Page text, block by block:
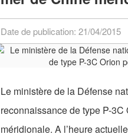
Date de publication: 21/04/2015
Le ministère de la Défense
reconnaissance de type P-
méridionale. A l’heure